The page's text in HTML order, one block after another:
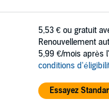
5,53 € ou gratuit
Renouvellement
5,99 €/mois après
conditions
Essayez